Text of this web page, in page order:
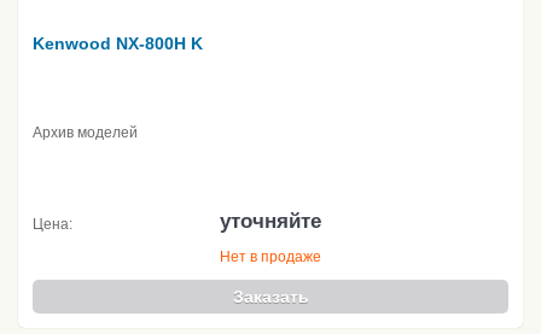
Kenwood NX-800H K
Архив моделей
Цена: уточняйте
Нет в продаже
Заказать